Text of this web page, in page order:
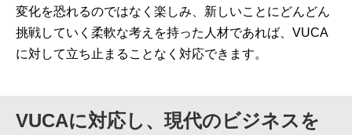
変化を恐れるのではなく楽しみ、新しいことにどんどん
挑戦していく柔軟な考えを持った人材であれば、VUCA
に対して立ち止まることなく対応できます。
VUCAに対応し、現代のビジネスを